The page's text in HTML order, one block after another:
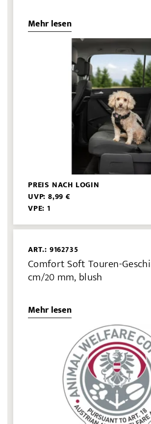
Mehr lesen
PREIS NACH LOGIN
UVP: 8,99 €
VPE: 1
ART.: 9162735
Comfort Soft Touren-
cm/20 mm, blush
Mehr lesen